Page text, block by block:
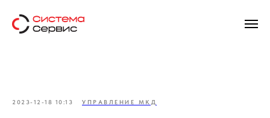
2023-12-18 10:13 УПРАВЛЕНИЕ МКД